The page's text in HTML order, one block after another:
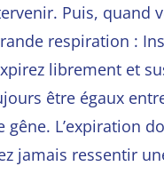
Puis, quand
respiration :
librement et
être égaux
L’expiration
jamais ressentir